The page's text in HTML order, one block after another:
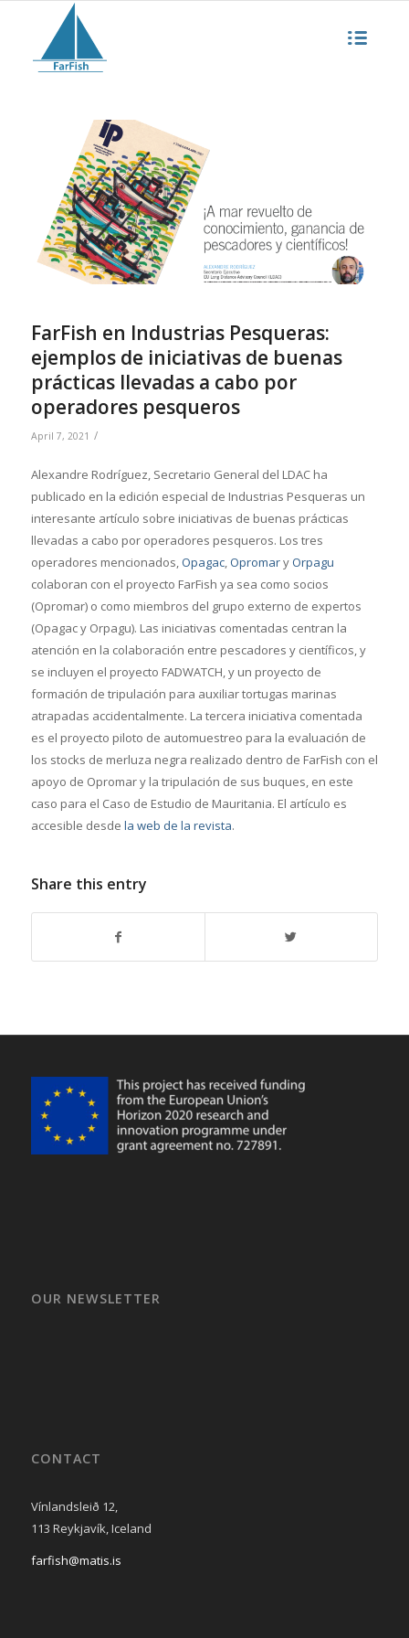
FarFish en Industrias Pesqueras:
ejemplos de iniciativas de buenas
prácticas llevadas a cabo por
operadores pesqueros
April 7, 2021 /
Alexandre Rodríguez, Secretario General del LDAC ha
publicado en la edición especial de Industrias Pesqueras un
interesante artículo sobre iniciativas de buenas prácticas
llevadas a cabo por operadores pesqueros. Los tres
operadores mencionados,Opagac,OpromaryOrpagu
colaboran con el proyecto FarFish ya sea como socios
(Opromar) o como miembros del grupo externo de expertos
(Opagac y Orpagu). Las iniciativas comentadas centran la
atención en la colaboración entre pescadores y científicos, y
se incluyen el proyecto FADWATCH, y un proyecto de
formación de tripulación para auxiliar tortugas marinas
atrapadas accidentalmente. La tercera iniciativa comentada
es el proyecto piloto de automuestreo para la evaluación de
los stocks de merluza negra realizado dentro de FarFish con el
apoyo de Opromar y la tripulación de sus buques, en este
caso para el Caso de Estudio de Mauritania. El artículo es
accesible desde la web de la revista.
Share this entry
OUR NEWSLETTER
CONTACT
Vínlandsleið 12,
113 Reykjavík, Iceland
farfish@matis.is